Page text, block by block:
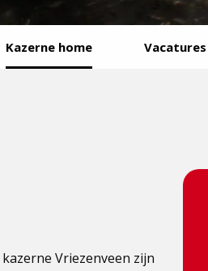
Kazerne home Vacatures
Vriezenveen zijn